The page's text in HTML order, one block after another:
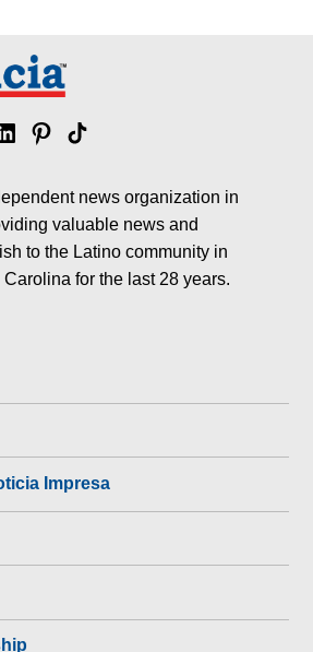
Pinterest
Tik
news organization in
valuable news and
to the Latino community in
for the last 28 years.
Impresa